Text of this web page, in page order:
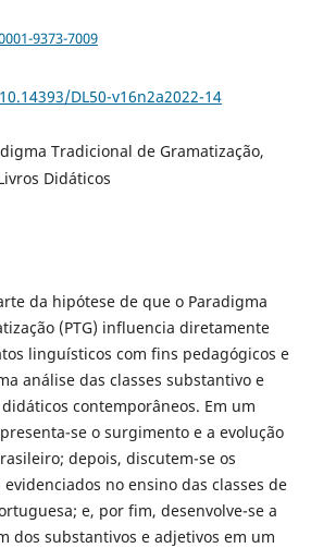
9373-7009
DL50-v16n2a2022-14
Tradicional de Gramatização,
Didáticos
da hipótese de que o Paradigma
(PTG) influencia diretamente
linguísticos com fins pedagógicos e
análise das classes substantivo e
contemporâneos. Em um
se o surgimento e a evolução
depois, discutem-se os
no ensino das classes de
e, por fim, desenvolve-se a
dos substantivos e adjetivos em um